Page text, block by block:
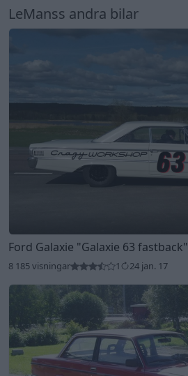
LeManss andra bilar
Ford Galaxie "Galaxie 63 fastback"
8 185 visningar 1 24 jan. 17